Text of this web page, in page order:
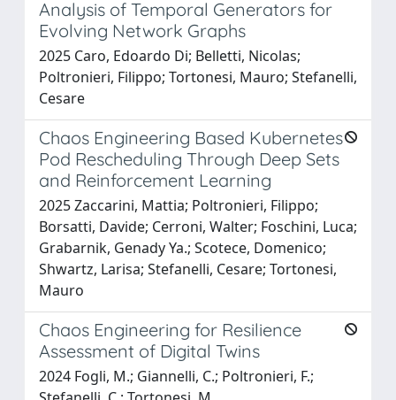
Analysis of Temporal Generators for
Evolving Network Graphs
2025 Caro, Edoardo Di; Belletti, Nicolas;
Poltronieri, Filippo; Tortonesi, Mauro; Stefanelli,
Cesare
Chaos Engineering Based Kubernetes
Pod Rescheduling Through Deep Sets
and Reinforcement Learning
2025 Zaccarini, Mattia; Poltronieri, Filippo;
Borsatti, Davide; Cerroni, Walter; Foschini, Luca;
Grabarnik, Genady Ya.; Scotece, Domenico;
Shwartz, Larisa; Stefanelli, Cesare; Tortonesi,
Mauro
Chaos Engineering for Resilience
Assessment of Digital Twins
2024 Fogli, M.; Giannelli, C.; Poltronieri, F.;